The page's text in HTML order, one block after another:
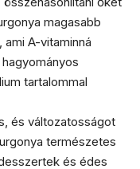
magasabb
A-vitaminná
tartalommal
és változatosságot
természetes
és édes